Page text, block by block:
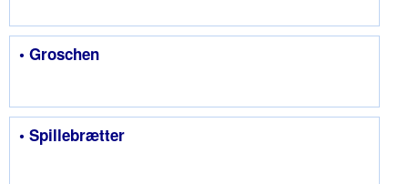
• Groschen
• Spillebrætter